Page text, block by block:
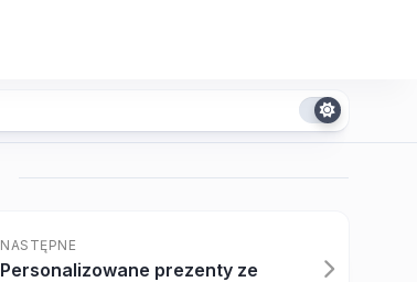
NASTĘPNE
Personalizowane prezenty ze